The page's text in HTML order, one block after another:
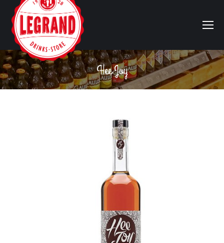
Hee Joy
Vous êtes ici :